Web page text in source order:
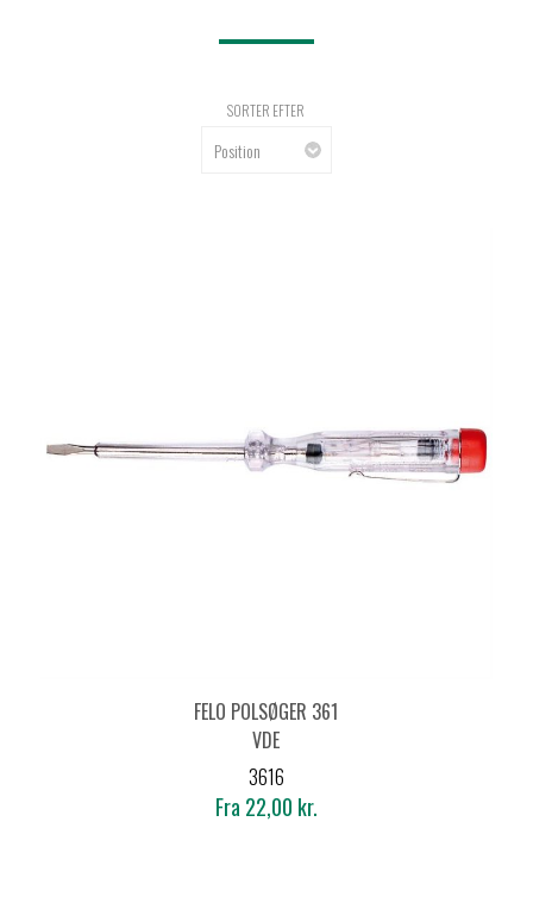
SORTER EFTER
FELO POLSØGER 361
VDE
3616
Fra 22,00 kr.